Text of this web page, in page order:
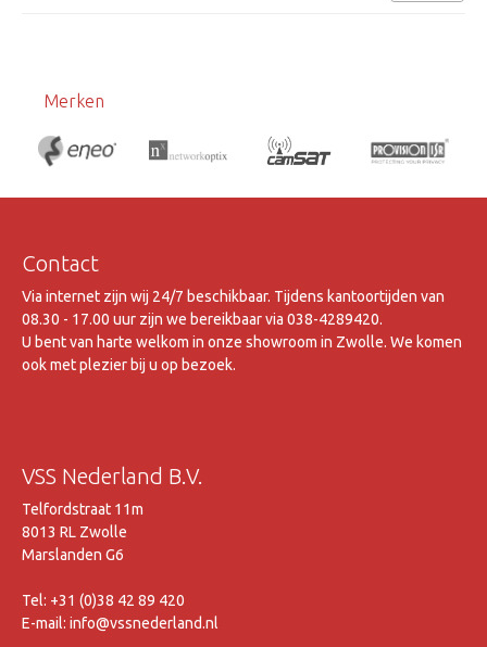
Merken
Contact
Via internet zijn wij 24/7 beschikbaar. Tijdens kantoortijden van
08.30 - 17.00 uur zijn we bereikbaar via 038-4289420.
U bent van harte welkom in onze showroom in Zwolle. We komen
ook met plezier bij u op bezoek.
VSS Nederland B.V.
Telfordstraat 11m
8013 RL Zwolle
Marslanden G6
Tel: +31 (0)38 42 89 420
E-mail: info@vssnederland.nl